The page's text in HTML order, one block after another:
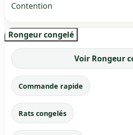
Contention
Rongeur congelé
Voir Rongeur
Commande rapide
Rats congelés